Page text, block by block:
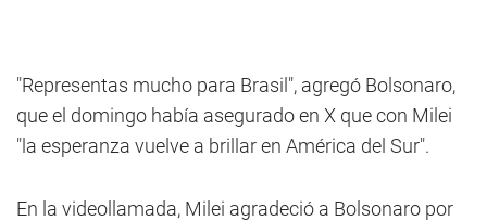
"Representas mucho para Brasil", agregó Bolsonaro,
que el domingo había asegurado en X que con Milei
"la esperanza vuelve a brillar en América del Sur".
En la videollamada, Milei agradeció a Bolsonaro por